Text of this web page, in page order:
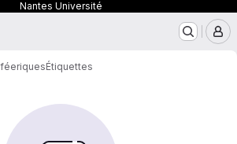
Nantes Université
Étiquettes